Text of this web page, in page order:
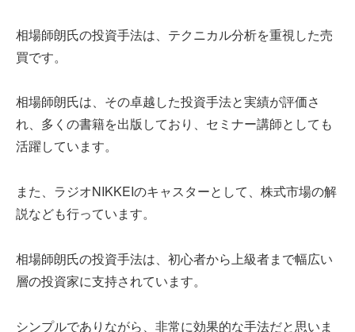
相場師朗氏の投資手法は、テクニカル分析を重視した売
買です。
相場師朗氏は、その卓越した投資手法と実績が評価さ
れ、多くの書籍を出版しており、セミナー講師としても
活躍しています。
また、ラジオNIKKEIのキャスターとして、株式市場の解
説なども行っています。
相場師朗氏の投資手法は、初心者から上級者まで幅広い
層の投資家に支持されています。
シンプルでありながら、非常に効果的な手法だと思いま